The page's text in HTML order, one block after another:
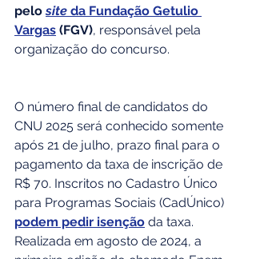
pelo site da Fundação Getulio
Vargas (FGV), responsável pela
organização do concurso.
O número final de candidatos do
CNU 2025 será conhecido somente
após 21 de julho, prazo final para o
pagamento da taxa de inscrição de
R$ 70. Inscritos no Cadastro Único
para Programas Sociais (CadÚnico)
podem pedir isenção da taxa.
Realizada em agosto de 2024, a